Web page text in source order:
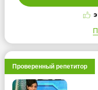
Проверенный репетитор